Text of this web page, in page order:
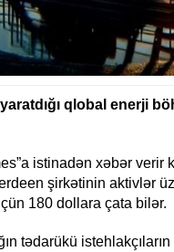
qlobal enerji
istinadən xəbər verir
şirkətinin aktivlər
180 dollara çata bilər.
tədarükü